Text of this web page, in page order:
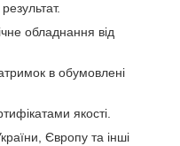
обладнання від
в обумовлені
якості.
Європу та інші